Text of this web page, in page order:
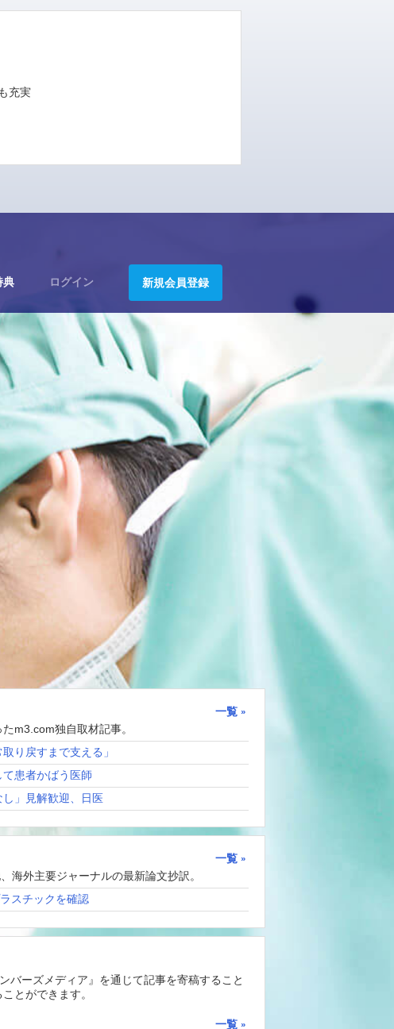
典 ログイン 新規会員登録
充実
一覧
m3.com独自取材記事。
り戻すまで支える」
患者かばう医師
」見解歓迎、日医
一覧
海外主要ジャーナルの最新論文抄訳。
スチックを確認
バーズメディア』を通じて記事を寄稿すること
とができます。
一覧